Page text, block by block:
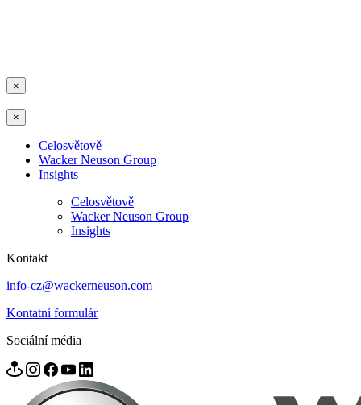
×
×
Celosvětově
Wacker Neuson Group
Insights
Celosvětově
Wacker Neuson Group
Insights
Kontakt
info-cz@wackerneuson.com
Kontatní formulár
Sociální média